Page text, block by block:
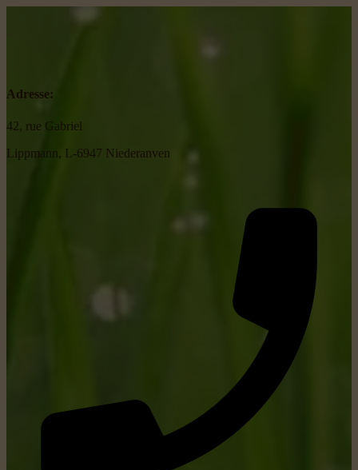
Adresse:
42, rue Gabriel
Lippmann, L-6947 Niederanven